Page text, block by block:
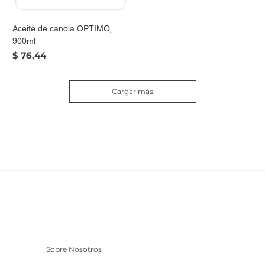
Aceite de canola OPTIMO,
900ml
Precio
$ 76,44
Cargar más
Sobre Nosotros